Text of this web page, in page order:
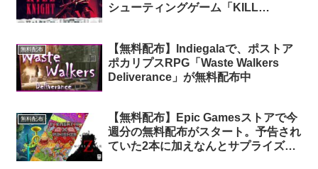
シューティングゲーム「KILL
無料配布
【無料配布】Indiegalaで、ポストア
ポカリプスRPG「Waste Walkers
Deliverance」が無料配布中
無料配布
【無料配布】Epic Gamesストアで今
週分の無料配布がスタート。予告され
ていた2本に加えなんとサプライズで